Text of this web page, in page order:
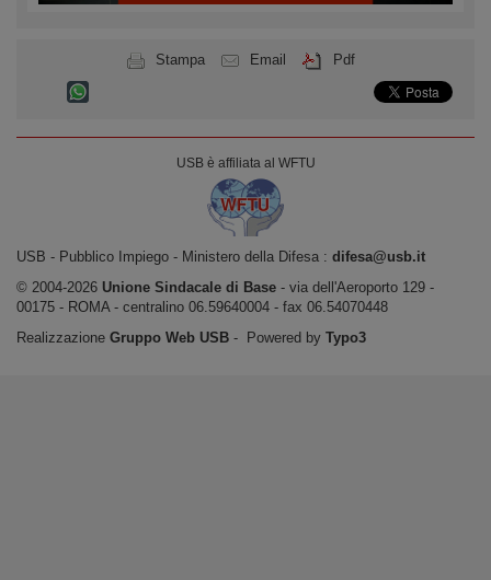
Stampa Email Pdf
USB è affiliata al WFTU
USB ‐ Pubblico Impiego - Ministero della Difesa : difesa@usb.it
© 2004-2026 Unione Sindacale di Base ‐ via dell'Aeroporto 129 -
00175 - ROMA - centralino 06.59640004 - fax 06.54070448
Realizzazione Gruppo Web USB ‐ Powered by Typo3